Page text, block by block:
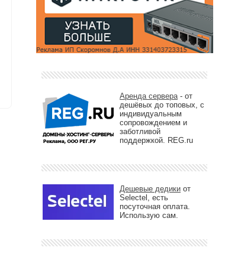
Аренда сервера- от
дешёвых до топовых, с
индивидуальным
сопровождением и
заботливой
поддержкой. REG.ru
Дешевые дедики от
Selectel, есть
посуточная оплата.
Использую сам.